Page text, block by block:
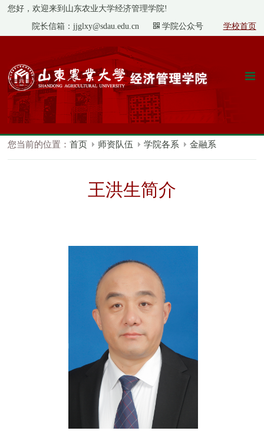
您好，欢迎来到山东农业大学经济管理学院!
院长信箱：jjglxy@sdau.edu.cn
学院公众号 学校首页
您当前的位置：首页 师资队伍 学院各系 金融系
王洪生简介